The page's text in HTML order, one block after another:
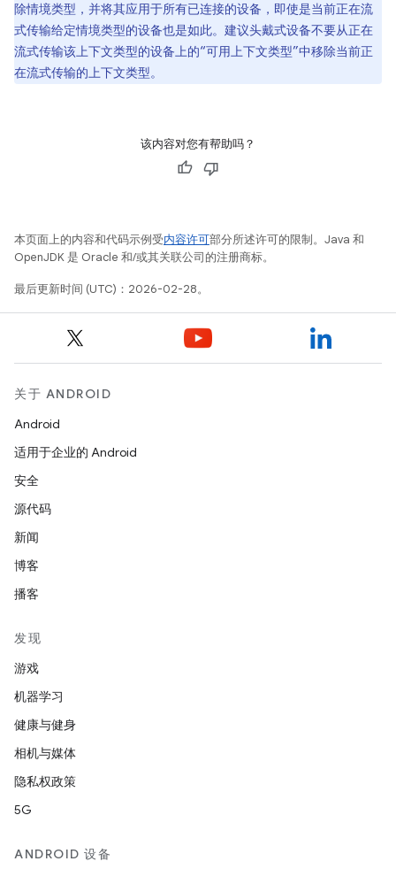
除情境类型，并将其应用于所有已连接的设备，即使是当前正在流
式传输给定情境类型的设备也是如此。建议头戴式设备不要从正在
流式传输该上下文类型的设备上的“可用上下文类型”中移除当前正
在流式传输的上下文类型。
该内容对您有帮助吗？
本页面上的内容和代码示例受内容许可部分所述许可的限制。Java 和
OpenJDK 是 Oracle 和/或其关联公司的注册商标。
最后更新时间 (UTC)：2026-02-28。
关于 ANDROID
Android
适用于企业的 Android
安全
源代码
新闻
博客
播客
发现
游戏
机器学习
健康与健身
相机与媒体
隐私权政策
5G
ANDROID 设备